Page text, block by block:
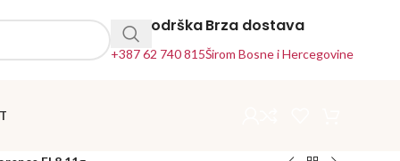
24h Podrška
+387 62 740 815
Brza dostava
Širom Bosne i Hercegovine